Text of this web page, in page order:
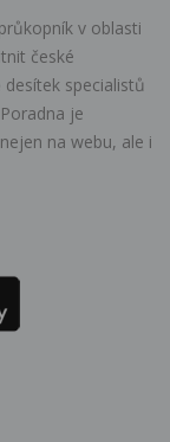
v oblasti
české
specialistů
je
na webu, ale i